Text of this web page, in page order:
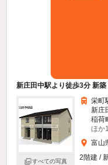
新庄田中駅より徒歩3分 新
すべての写真
栄町
新庄
稲荷
ほか
富山
2階建 /